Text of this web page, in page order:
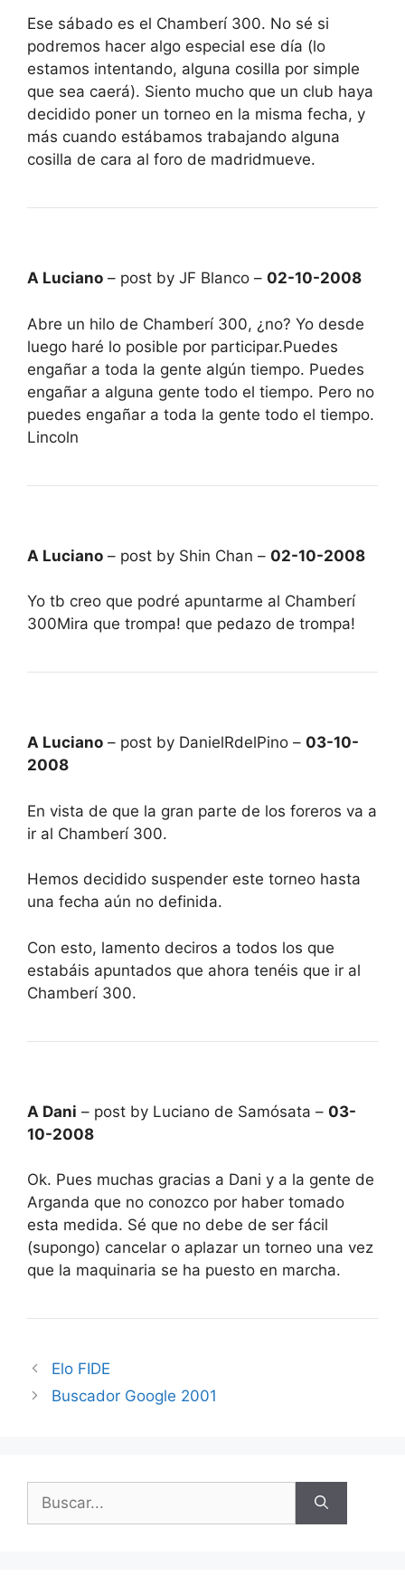
Ese sábado es el Chamberí 300. No sé si
podremos hacer algo especial ese día (lo
estamos intentando, alguna cosilla por simple
que sea caerá). Siento mucho que un club haya
decidido poner un torneo en la misma fecha, y
más cuando estábamos trabajando alguna
cosilla de cara al foro de madridmueve.
A Luciano – post by JF Blanco – 02-10-2008
Abre un hilo de Chamberí 300, ¿no? Yo desde
luego haré lo posible por participar.Puedes
engañar a toda la gente algún tiempo. Puedes
engañar a alguna gente todo el tiempo. Pero no
puedes engañar a toda la gente todo el tiempo.
Lincoln
A Luciano – post by Shin Chan – 02-10-2008
Yo tb creo que podré apuntarme al Chamberí
300Mira que trompa! que pedazo de trompa!
A Luciano – post by DanielRdelPino – 03-10-
2008
En vista de que la gran parte de los foreros va a
ir al Chamberí 300.
Hemos decidido suspender este torneo hasta
una fecha aún no definida.
Con esto, lamento deciros a todos los que
estabáis apuntados que ahora tenéis que ir al
Chamberí 300.
A Dani – post by Luciano de Samósata – 03-
10-2008
Ok. Pues muchas gracias a Dani y a la gente de
Arganda que no conozco por haber tomado
esta medida. Sé que no debe de ser fácil
(supongo) cancelar o aplazar un torneo una vez
que la maquinaria se ha puesto en marcha.
Elo FIDE
Buscador Google 2001
Buscar: